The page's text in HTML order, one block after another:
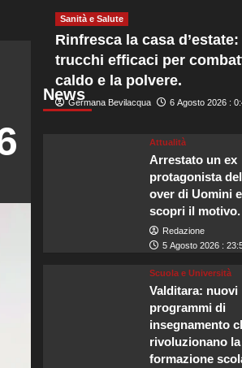
News
Sanità e Salute
Rinfresca la casa d’estate:
trucchi efficaci per
caldo e la polvere.
Germana Bevilacqua 6 Agosto 2026 :
Attualità
Arrestato un ex
protagonista
over di Uomini
scopri il motivo.
Redazione
5 Agosto 2026 :
Scuola e Università
Valditara: nuovi
programmi di
insegnamento
rivoluzionano la
formazione